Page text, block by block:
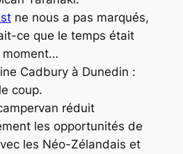
ne nous a pas marqués,
ce que le temps était
moment…
Cadbury à Dunedin :
coup.
réduit
les opportunités de
les Néo-Zélandais et